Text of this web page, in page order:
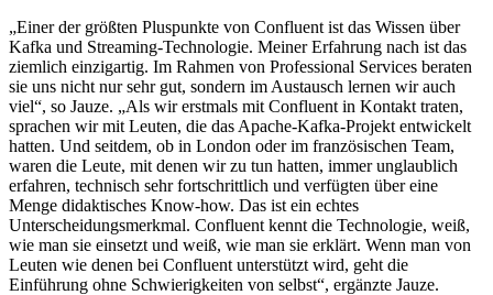
„Einer der größten Pluspunkte von Confluent ist das Wissen über
Kafka und Streaming-Technologie. Meiner Erfahrung nach ist das
ziemlich einzigartig. Im Rahmen von Professional Services beraten
sie uns nicht nur sehr gut, sondern im Austausch lernen wir auch
viel“, so Jauze. „Als wir erstmals mit Confluent in Kontakt traten,
sprachen wir mit Leuten, die das Apache-Kafka-Projekt entwickelt
hatten. Und seitdem, ob in London oder im französischen Team,
waren die Leute, mit denen wir zu tun hatten, immer unglaublich
erfahren, technisch sehr fortschrittlich und verfügten über eine
Menge didaktisches Know-how. Das ist ein echtes
Unterscheidungsmerkmal. Confluent kennt die Technologie, weiß,
wie man sie einsetzt und weiß, wie man sie erklärt. Wenn man von
Leuten wie denen bei Confluent unterstützt wird, geht die
Einführung ohne Schwierigkeiten von selbst“, ergänzte Jauze.